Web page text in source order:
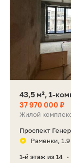
43,5 м², 1-
37 970 000 ₽
Жилой
Проспект
Раменки,
1-й этаж из 14 •